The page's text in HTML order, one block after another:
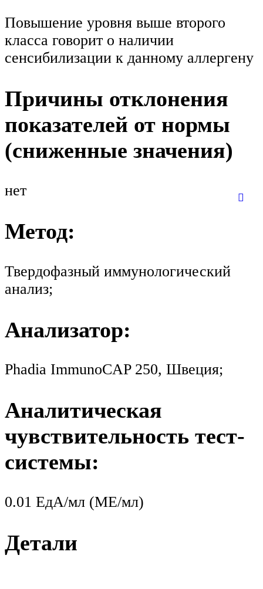
Повышение уровня выше второго
класса говорит о наличии
сенсибилизации к данному аллергену
Причины отклонения
показателей от нормы
(сниженные значения)
нет
Метод:
Твердофазный иммунологический
анализ;
Анализатор:
Phadia ImmunoCAP 250, Швеция;
Аналитическая
чувствительность тест-
системы:
0.01 ЕдА/мл (МЕ/мл)
Детали